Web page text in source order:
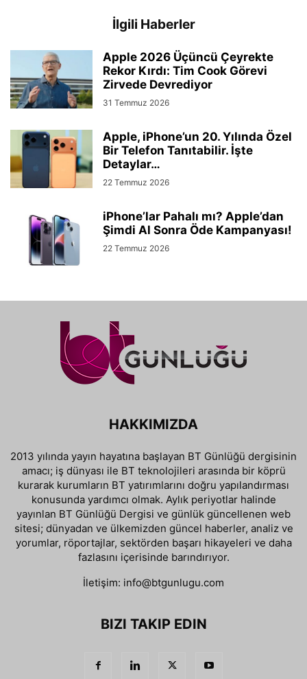
İlgili Haberler
Apple 2026 Üçüncü Çeyrekte
Rekor Kırdı: Tim Cook Görevi
Zirvede Devrediyor
31 Temmuz 2026
Apple, iPhone’un 20. Yılında Özel
Bir Telefon Tanıtabilir. İşte
Detaylar…
22 Temmuz 2026
iPhone’lar Pahalı mı? Apple’dan
Şimdi Al Sonra Öde Kampanyası!
22 Temmuz 2026
HAKKIMIZDA
2013 yılında yayın hayatına başlayan BT Günlüğü dergisinin
amacı; iş dünyası ile BT teknolojileri arasında bir köprü
kurarak kurumların BT yatırımlarını doğru yapılandırması
konusunda yardımcı olmak. Aylık periyotlar halinde
yayınlan BT Günlüğü Dergisi ve günlük güncellenen web
sitesi; dünyadan ve ülkemizden güncel haberler, analiz ve
yorumlar, röportajlar, sektörden başarı hikayeleri ve daha
fazlasını içerisinde barındırıyor.
İletişim: info@btgunlugu.com
BIZI TAKIP EDIN